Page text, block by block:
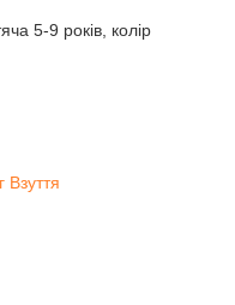
5-9 років, колір
Взуття